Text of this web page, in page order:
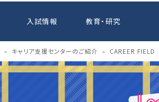
入試情報 教育・研究
> キャリア支援センターのご紹介 > CAREER FIELD